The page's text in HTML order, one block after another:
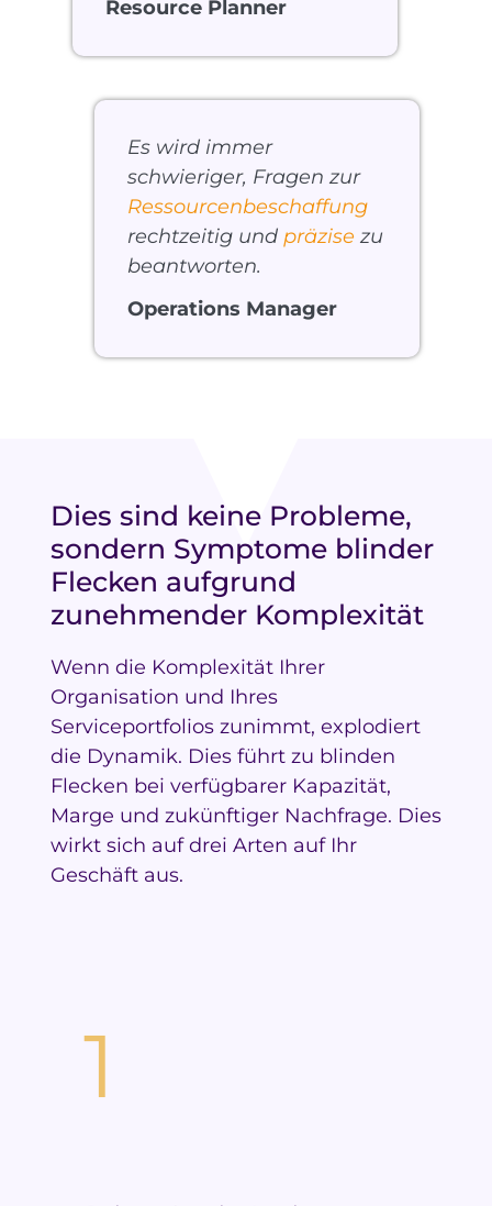
Resource Planner
Es wird immer
schwieriger, Fragen zur
Ressourcenbeschaffung
rechtzeitig und präzise zu
beantworten.
Operations Manager
Dies sind keine Probleme,
sondern Symptome blinder
Flecken aufgrund
zunehmender Komplexität
Wenn die Komplexität Ihrer
Organisation und Ihres
Serviceportfolios zunimmt, explodiert
die Dynamik. Dies führt zu blinden
Flecken bei verfügbarer Kapazität,
Marge und zukünftiger Nachfrage. Dies
wirkt sich auf drei Arten auf Ihr
Geschäft aus.
1